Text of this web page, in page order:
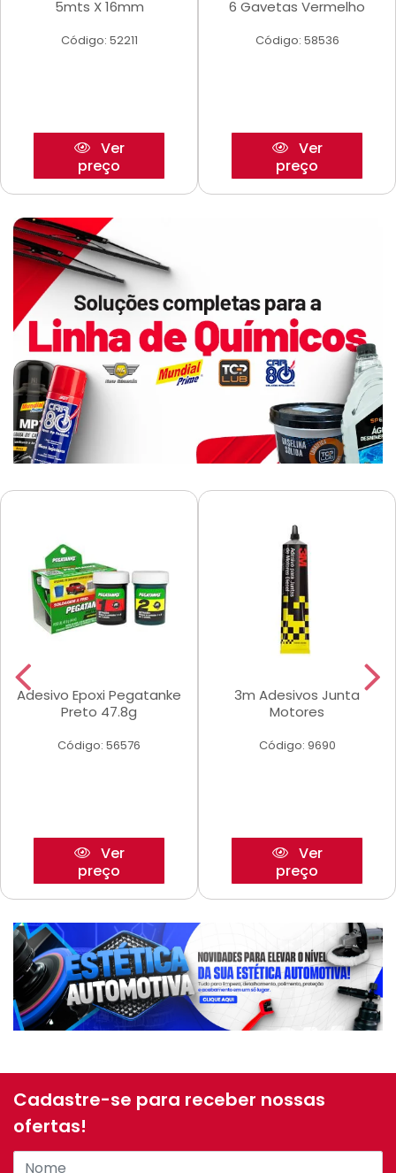
5mts X 16mm
Código: 52211
Ver
preço
6 Gavetas Vermelho
Código: 58536
Ver
preço
Adesivo Epoxi Pegatanke
Preto 47.8g
Código: 56576
Ver
preço
3m Adesivos Junta
Motores
Código: 9690
Ver
preço
Cadastre-se para receber nossas
ofertas!